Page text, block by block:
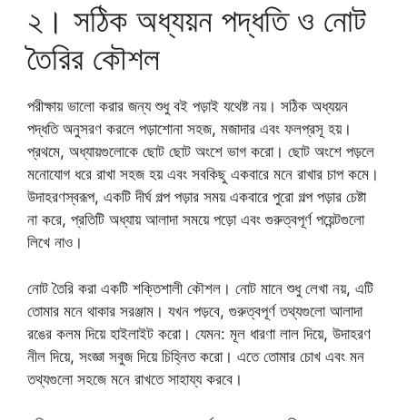
২। সঠিক অধ্যয়ন পদ্ধতি ও নোট
তৈরির কৌশল
পরীক্ষায় ভালো করার জন্য শুধু বই পড়াই যথেষ্ট নয়। সঠিক অধ্যয়ন
পদ্ধতি অনুসরণ করলে পড়াশোনা সহজ, মজাদার এবং ফলপ্রসূ হয়।
প্রথমে, অধ্যায়গুলোকে ছোট ছোট অংশে ভাগ করো। ছোট অংশে পড়লে
মনোযোগ ধরে রাখা সহজ হয় এবং সবকিছু একবারে মনে রাখার চাপ কমে।
উদাহরণস্বরূপ, একটি দীর্ঘ গল্প পড়ার সময় একবারে পুরো গল্প পড়ার চেষ্টা
না করে, প্রতিটি অধ্যায় আলাদা সময়ে পড়ো এবং গুরুত্বপূর্ণ পয়েন্টগুলো
লিখে নাও।
নোট তৈরি করা একটি শক্তিশালী কৌশল। নোট মানে শুধু লেখা নয়, এটি
তোমার মনে থাকার সরঞ্জাম। যখন পড়বে, গুরুত্বপূর্ণ তথ্যগুলো আলাদা
রঙের কলম দিয়ে হাইলাইট করো। যেমন: মূল ধারণা লাল দিয়ে, উদাহরণ
নীল দিয়ে, সংজ্ঞা সবুজ দিয়ে চিহ্নিত করো। এতে তোমার চোখ এবং মন
তথ্যগুলো সহজে মনে রাখতে সাহায্য করবে।